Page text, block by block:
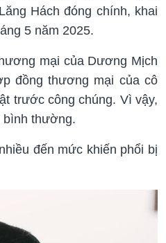
Hách đóng chính, khai
5 năm 2025.
mại của Dương Mịch
đồng thương mại của cô
trước công chúng. Vì vậy,
bình thường.
đến mức khiến phổi bị